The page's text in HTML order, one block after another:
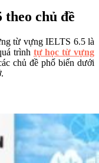
chủ đề
từ vựng IELTS 6.5 là
trình tự học từ vựng
chủ đề phổ biến dưới